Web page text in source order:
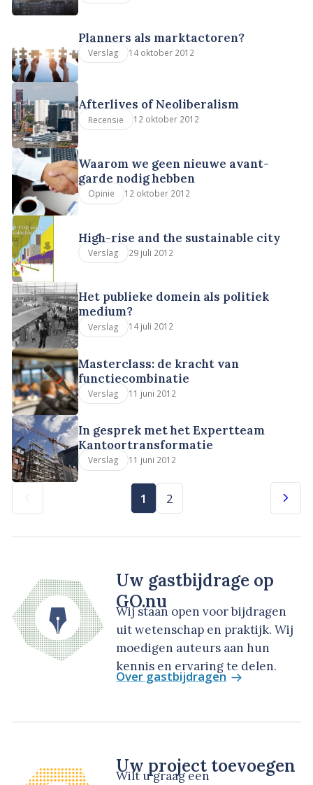
Planners als marktactoren?
Verslag 14 oktober 2012
Afterlives of Neoliberalism
Recensie 12 oktober 2012
Waarom we geen nieuwe avant-
garde nodig hebben
Opinie 12 oktober 2012
High-rise and the sustainable city
Verslag 29 juli 2012
Het publieke domein als politiek
medium?
Verslag 14 juli 2012
Masterclass: de kracht van
functiecombinatie
Verslag 11 juni 2012
In gesprek met het Expertteam
Kantoortransformatie
Verslag 11 juni 2012
1 2
Uw gastbijdrage op
GO.nu
Wij staan open voor bijdragen
uit wetenschap en praktijk. Wij
moedigen auteurs aan hun
kennis en ervaring te delen.
Over gastbijdragen
Uw project toevoegen
Wilt u graag een